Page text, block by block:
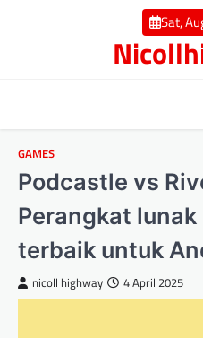
Sat,
GAMES
Podcastle vs
Perangkat
terbaik untuk
nicoll highway 4 April 2025